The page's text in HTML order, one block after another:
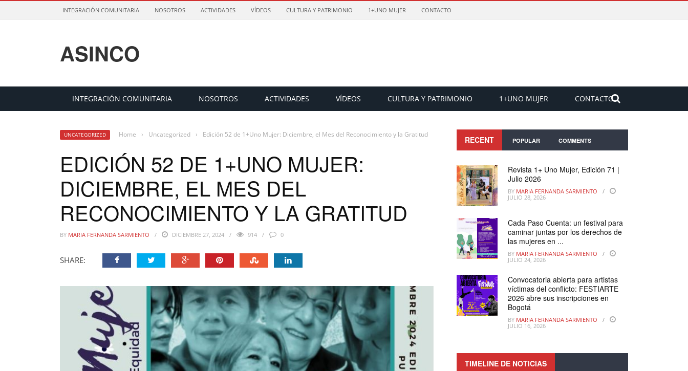
INTEGRACIÓN COMUNITARIA NOSOTROS ACTIVIDADES VÍDEOS CULTURA Y PATRIMONIO 1+UNO MUJER CONTACTO
ASINCO
INTEGRACIÓN COMUNITARIA NOSOTROS ACTIVIDADES VÍDEOS CULTURA Y PATRIMONIO 1+UNO MUJER CONTACTO
UNCATEGORIZED Home › Uncategorized › Edición 52 de 1+Uno Mujer: Diciembre, el Mes del Reconocimiento y la Gratitud
EDICIÓN 52 DE 1+UNO MUJER:
DICIEMBRE, EL MES DEL
RECONOCIMIENTO Y LA GRATITUD
BY MARIA FERNANDA SARMIENTO DICIEMBRE 27, 2024 914 0
SHARE:
RECENT POPULAR COMMENTS
Revista 1+ Uno Mujer, Edición 71 |
Julio 2026
BY MARIA FERNANDA SARMIENTO
JULIO 28, 2026
Cada Paso Cuenta: un festival para
caminar juntas por los derechos de
las mujeres en ...
BY MARIA FERNANDA SARMIENTO
JULIO 24, 2026
Convocatoria abierta para artistas
víctimas del conflicto: FESTIARTE
2026 abre sus inscripciones en
Bogotá
BY MARIA FERNANDA SARMIENTO
JULIO 16, 2026
TIMELINE DE NOTICIAS